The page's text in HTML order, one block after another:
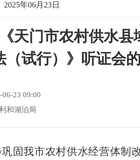
2025年06月23日
天门市农村供水县
（试行）》听证会
23 09:00
和湖泊局
我市农村供水经营体制